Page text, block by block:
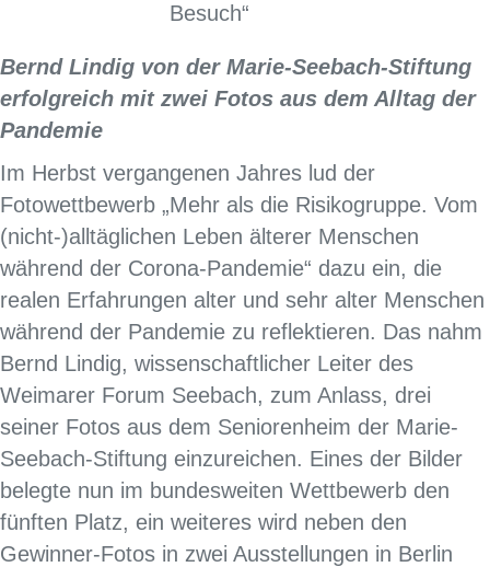
Besuch“
Bernd Lindig von der Marie-Seebach-Stiftung
erfolgreich mit zwei Fotos aus dem Alltag der
Pandemie
Im Herbst vergangenen Jahres lud der
Fotowettbewerb „Mehr als die Risikogruppe. Vom
(nicht-)alltäglichen Leben älterer Menschen
während der Corona-Pandemie“ dazu ein, die
realen Erfahrungen alter und sehr alter Menschen
während der Pandemie zu reflektieren. Das nahm
Bernd Lindig, wissenschaftlicher Leiter des
Weimarer Forum Seebach, zum Anlass, drei
seiner Fotos aus dem Seniorenheim der Marie-
Seebach-Stiftung einzureichen. Eines der Bilder
belegte nun im bundesweiten Wettbewerb den
fünften Platz, ein weiteres wird neben den
Gewinner-Fotos in zwei Ausstellungen in Berlin